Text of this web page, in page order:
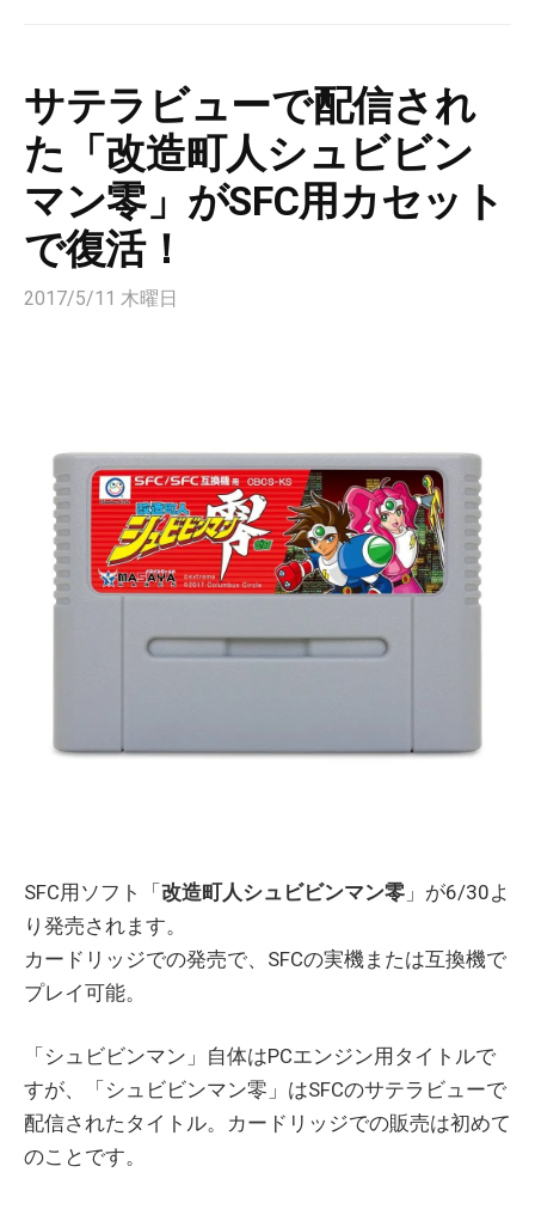
サテラビューで配信され
た「改造町人シュビビン
マン零」がSFC用カセット
で復活！
2017/5/11 木曜日
SFC用ソフト「改造町人シュビビンマン零 」が6/30よ
り発売されます。
カードリッジでの発売で、SFCの実機または互換機で
プレイ可能。
「シュビビンマン」自体はPCエンジン用タイトルで
すが、「シュビビンマン零」はSFCのサテラビューで
配信されたタイトル。カードリッジでの販売は初めて
のことです。